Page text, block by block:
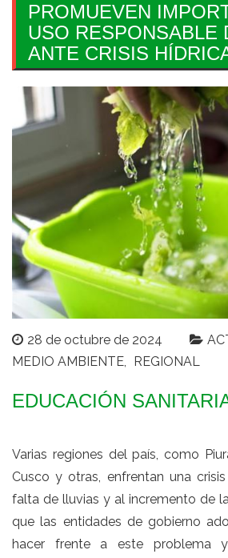
PROMUEVEN
USO RESPONSABLE
ANTE CRISIS
28 de octubre de 2024
MEDIO AMBIENTE
REGIONAL
EDUCACIÓN
Varias regiones del país, como
Cusco y otras, enfrentan una
falta de lluvias y al incremento de
que las entidades de gobierno
hacer frente a este problema